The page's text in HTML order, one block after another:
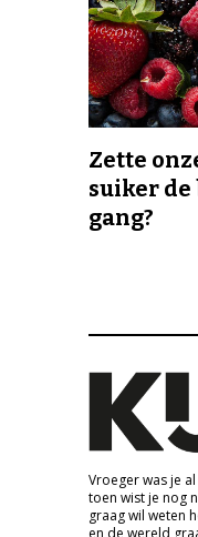
Zette
suiker
gang?
Vroeger was je
toen wist je nog
graag wil weten